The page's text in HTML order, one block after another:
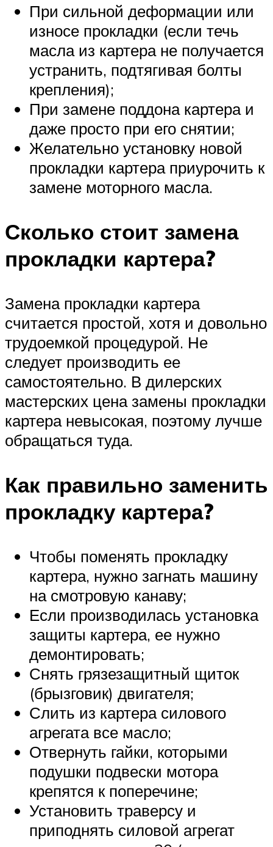
При сильной деформации или
износе прокладки (если течь
масла из картера не получается
устранить, подтягивая болты
крепления);
При замене поддона картера и
даже просто при его снятии;
Желательно установку новой
прокладки картера приурочить к
замене моторного масла.
Сколько стоит замена
прокладки картера?
Замена прокладки картера
считается простой, хотя и довольно
трудоемкой процедурой. Не
следует производить ее
самостоятельно. В дилерских
мастерских цена замены прокладки
картера невысокая, поэтому лучше
обращаться туда.
Как правильно заменить
прокладку картера?
Чтобы поменять прокладку
картера, нужно загнать машину
на смотровую канаву;
Если производилась установка
защиты картера, ее нужно
демонтировать;
Снять грязезащитный щиток
(брызговик) двигателя;
Слить из картера силового
агрегата все масло;
Отвернуть гайки, которыми
подушки подвески мотора
крепятся к поперечине;
Установить траверсу и
приподнять силовой агрегат